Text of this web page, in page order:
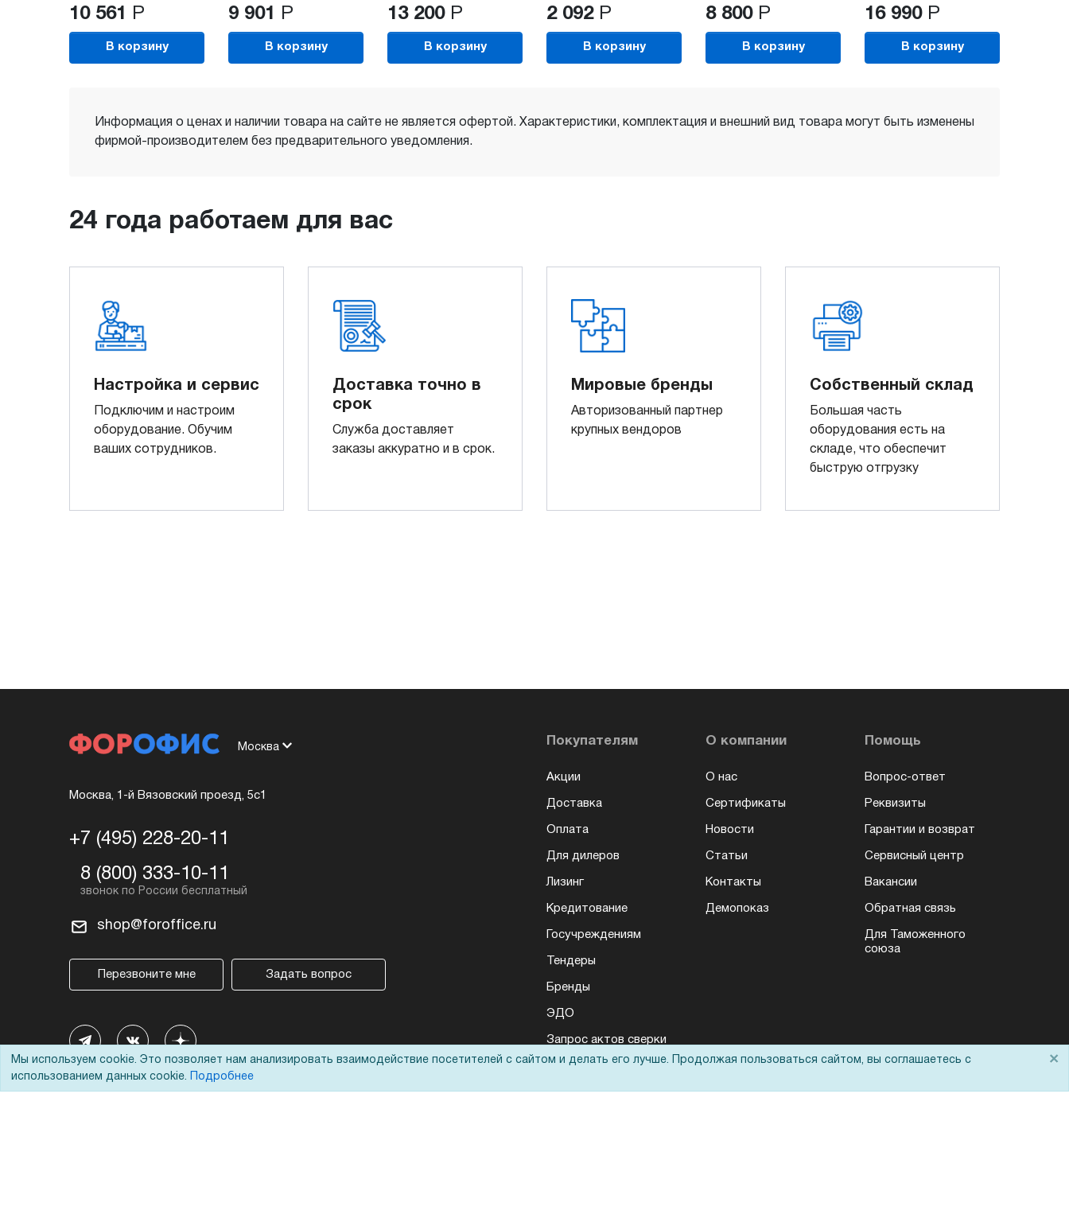
10 561 Р
В корзину
9 901 Р
В корзину
13 200 Р
В корзину
2 092 Р
В корзину
8 800 Р
В корзину
16 990 Р
В корзину
Информация о ценах и наличии товара на сайте не является офертой. Характеристики, комплектация и внешний вид товара могут быть изменены
фирмой-производителем без предварительного уведомления.
24 года работаем для вас
Настройка и сервис
Подключим и настроим
оборудование. Обучим
ваших сотрудников.
Доставка точно в
срок
Служба доставляет
заказы аккуратно и в срок.
Мировые бренды
Авторизованный партнер
крупных вендоров
Собственный склад
Большая часть
оборудования есть на
складе, что обеспечит
быструю отгрузку
Москва
Москва, 1-й Вязовский проезд, 5с1
+7 (495) 228-20-11
8 (800) 333-10-11
shop@foroffice.ru
Перезвоните мне Задать вопрос
Покупателям
Акции
Доставка
Оплата
Для дилеров
Лизинг
Кредитование
Госучреждениям
Тендеры
Бренды
ЭДО
О компании
О нас
Сертификаты
Новости
Статьи
Контакты
Демопоказ
Помощь
Вопрос-ответ
Реквизиты
Гарантии и возврат
Сервисный центр
Вакансии
Обратная связь
Для Таможенного
союза
Запрос актов сверки
Мы используем cookie. Это позволяет нам анализировать взаимодействие посетителей с сайтом и делать его лучше. Продолжая пользоваться сайтом, вы соглашаетесь с
использованием данных cookie.
Подробнее
×